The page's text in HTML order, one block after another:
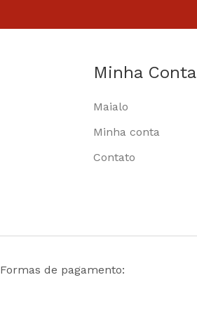
Minha Conta
Maialo
Minha conta
Contato
Formas de pagamento: